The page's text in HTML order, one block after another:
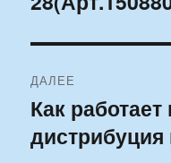
ДАЛЕЕ
Следующая
запись:
Как